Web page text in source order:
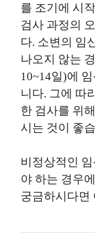
를 조기에 시
검사 과정의
다. 소변의 임
나오지 않는
10~14일)에
니다. 그에 따
한 검사를 위
시는 것이 좋
비정상적인
야 하는 경우
궁금하시다면